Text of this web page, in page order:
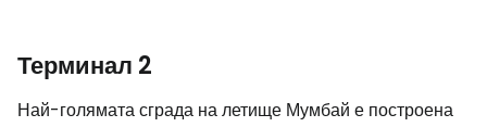
Терминал 2
Най-голямата сграда на летище Мумбай е построена